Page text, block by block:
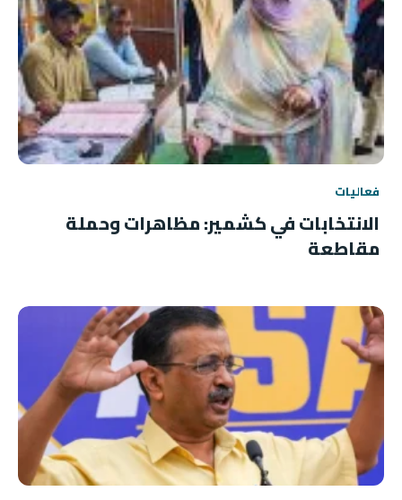
فعاليات
الانتخابات في كشمير: مظاهرات وحملة
مقاطعة